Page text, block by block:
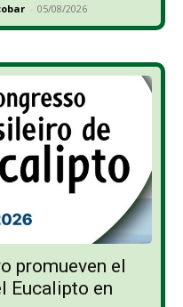
- 05/08/2026
promueven el
Eucalipto en